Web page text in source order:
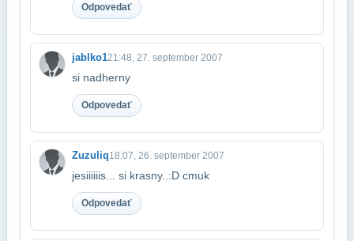
Odpovedať
jablko121:48, 27. september 2007
si nadherny
Odpovedať
Zuzuliq18:07, 26. september 2007
jesiiiiiis... si krasny..:D cmuk
Odpovedať